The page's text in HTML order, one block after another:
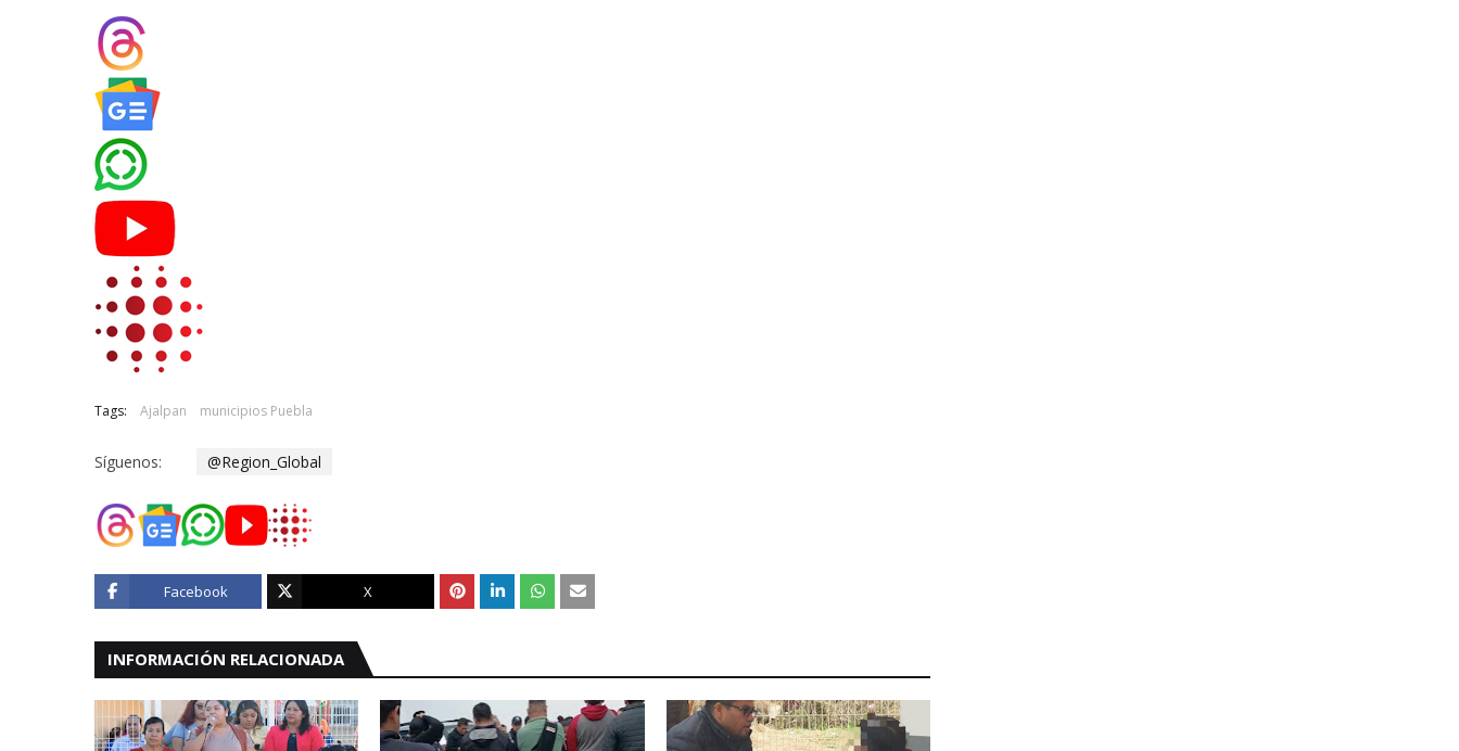
Tags: Ajalpan municipios Puebla
Síguenos: @Region_Global
Facebook X
INFORMACIÓN RELACIONADA